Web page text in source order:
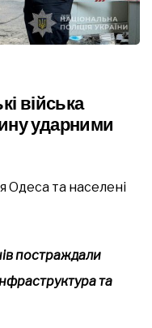
війська
ударними
Одеса та населені
постраждали
та